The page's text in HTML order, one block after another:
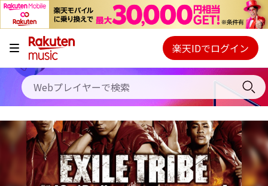
キャンペーン
料金プラン
使い方
初回30日間無料お試し
Webプレイヤー
ご契約内容の確認・変更
楽天IDでログイン